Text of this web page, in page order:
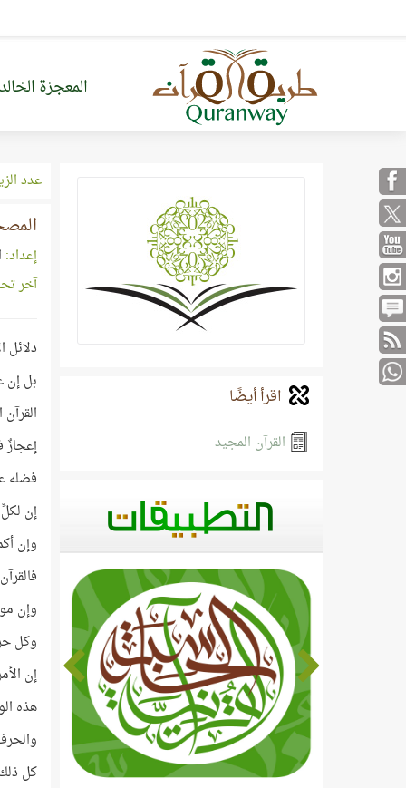
المعجزة
اقرأ أيضًا
القرآن المجيد
عدد
إعداد:
آخر
بل إن
فضله
إن
وإن
وإن
وكل
إن
هذه
كل